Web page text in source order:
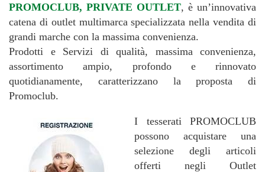
PROMOCLUB, PRIVATE OUTLET, è un’innovativa
catena di outlet multimarca specializzata nella vendita di
grandi marche con la massima convenienza.
Prodotti e Servizi di qualità, massima convenienza,
assortimento ampio, profondo e rinnovato
quotidianamente, caratterizzano la proposta di
Promoclub.
I tesserati PROMOCLUB
possono acquistare una
selezione degli articoli
offerti negli Outlet